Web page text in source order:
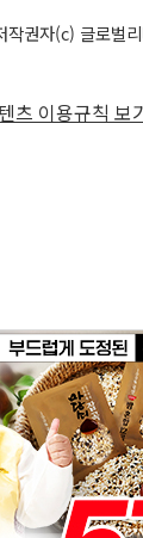
작권자(c) 글로벌
츠 이용규칙 보